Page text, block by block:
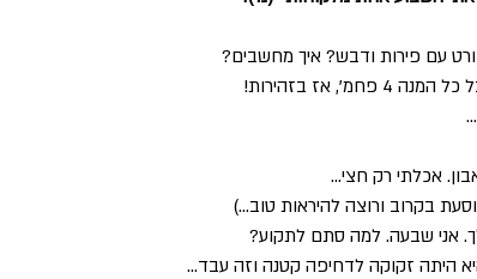
עם פירות ודבש? איך מחשבים?
אכלתי רק חצי...
בקרוב ורוצה להיראות טוב...)
אני שבעה. למה סתם לתקוע?